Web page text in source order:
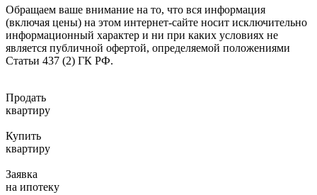
Обращаем ваше внимание на то, что вся информация
(включая цены) на этом интернет-сайте носит исключительно
информационный характер и ни при каких условиях не
является публичной офертой, определяемой положениями
Статьи 437 (2) ГК РФ.
Продать
квартиру
Купить
квартиру
Заявка
на ипотеку